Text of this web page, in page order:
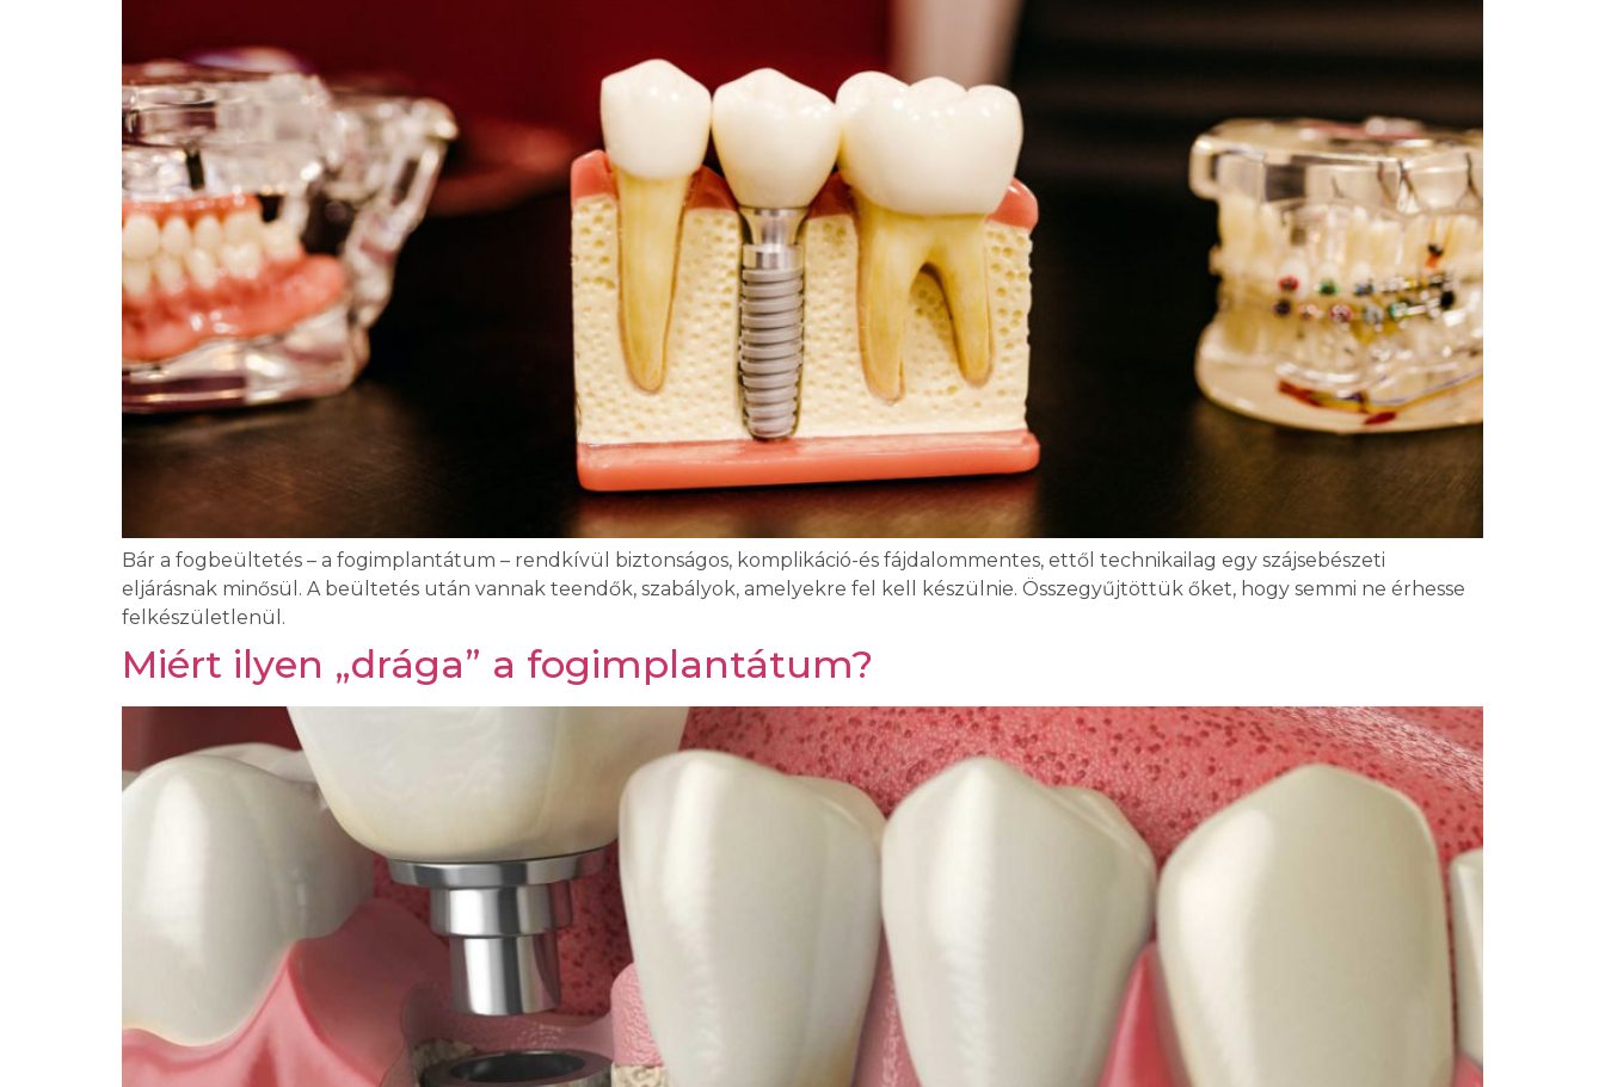
Bár a fogbeültetés – a fogimplantátum – rendkívül biztonságos, komplikáció-és fájdalommentes, ettől technikailag egy szájsebészeti
eljárásnak minősül. A beültetés után vannak teendők, szabályok, amelyekre fel kell készülnie. Összegyűjtöttük őket, hogy semmi ne érhesse
felkészületlenül.
Miért ilyen „drága” a fogimplantátum?